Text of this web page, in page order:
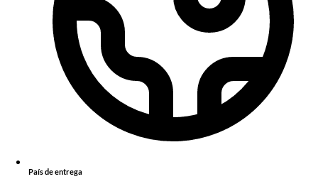
País de entrega